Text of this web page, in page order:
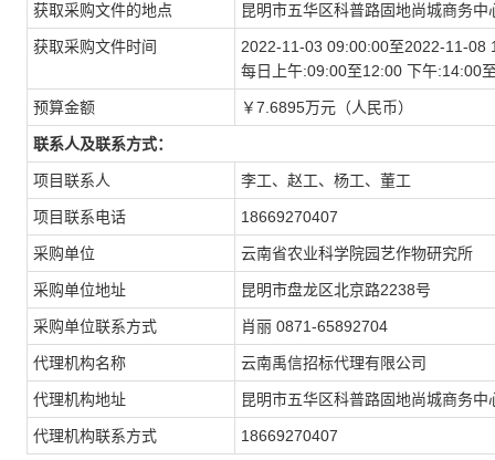
获取采购文件的地点 昆明市五华区科普路固地尚城商务中
获取采购文件时间
2022-11-03 09:00:00至2022-11-08
每日上午:09:00至12:00 下午:14:00
预算金额 ￥7.6895万元（人民币）
联系人及联系方式：
项目联系人 李工、赵工、杨工、董工
项目联系电话 18669270407
采购单位 云南省农业科学院园艺作物研究所
采购单位地址 昆明市盘龙区北京路2238号
采购单位联系方式 肖丽 0871-65892704
代理机构名称 云南禹信招标代理有限公司
代理机构地址 昆明市五华区科普路固地尚城商务中
代理机构联系方式 18669270407